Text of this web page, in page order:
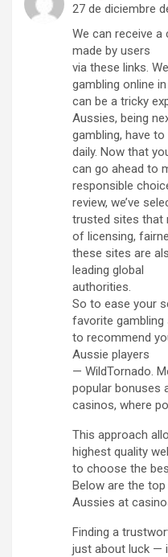
27 de diciembre
We can receive
made by users
via these links.
gambling online
can be a tricky
Aussies, being
gambling, have
daily. Now that
can go ahead to
responsible
review, we’ve
trusted sites that
of licensing,
these sites are
leading global
authorities.
So to ease your
favorite gambling
to recommend
Aussie players
— WildTornado.
popular bonuses
casinos, where
This approach
highest quality
to choose the
Below are the
Aussies at
Finding a
just about luck —